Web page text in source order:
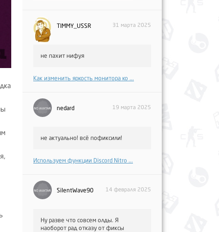
TIMMY_USSR 31 марта 2025
не пахит нифуя
Как изменить яркость монитора ко ...
nedard 19 марта 2025
не актуально! всё пофиксили!
Используем функции Discord Nitro ...
SilentWave90 14 февраля 2025
Ну разве что совсем олды. Я
наоборот рад отказу от фиксы